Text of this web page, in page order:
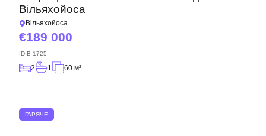
Вільяхойоса
Вільяхойоса
189 000
ID B-1725
2 1 60 м²
ГАРЯЧЕ